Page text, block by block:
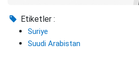
Etiketler :
Suriye
Suudi Arabistan